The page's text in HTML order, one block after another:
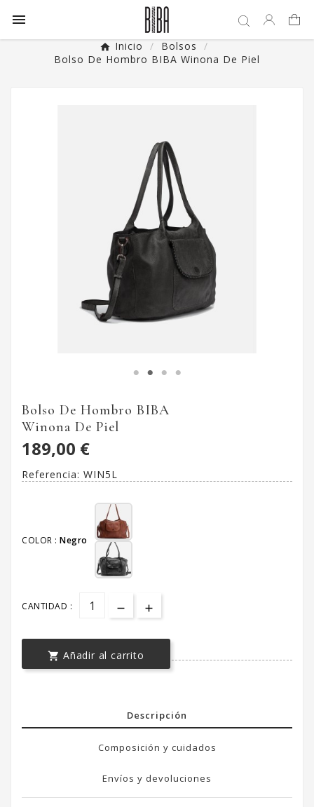

Inicio
Bolsos
Bolso De Hombro BIBA Winona De Piel
Bolso De Hombro BIBA
Winona De Piel
189,00 €
Referencia: WIN5L
COLOR : Negro
CANTIDAD :
 Añadir al carrito
Descripción
Composición y cuidados
Envíos y devoluciones